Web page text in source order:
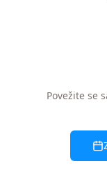
Povežite se